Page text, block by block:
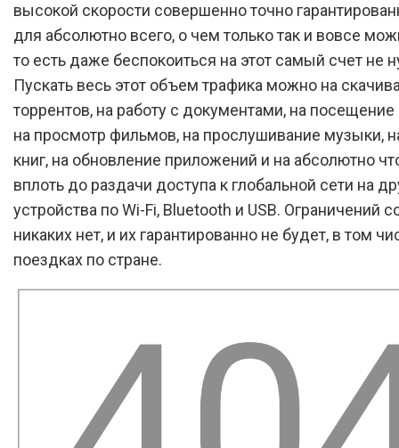
высокой скорости совершенно точно
для абсолютно всего, о чем только так и вовсе
то есть даже беспокоиться на этот самый счет не
Пускать весь этот объем трафика можно на
торрентов, на работу с документами, на посещение
на просмотр фильмов, на прослушивание музыки,
книг, на обновление приложений и на абсолютно
вплоть до раздачи доступа к глобальной сети на
устройства по Wi-Fi, Bluetooth и USB. Ограничений
никаких нет, и их гарантированно не будет, в том
поездках по стране.